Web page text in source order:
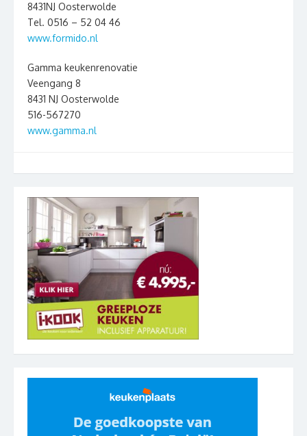
8431NJ Oosterwolde
Tel. 0516 – 52 04 46
www.formido.nl
Gamma keukenrenovatie
Veengang 8
8431 NJ Oosterwolde
516-567270
www.gamma.nl